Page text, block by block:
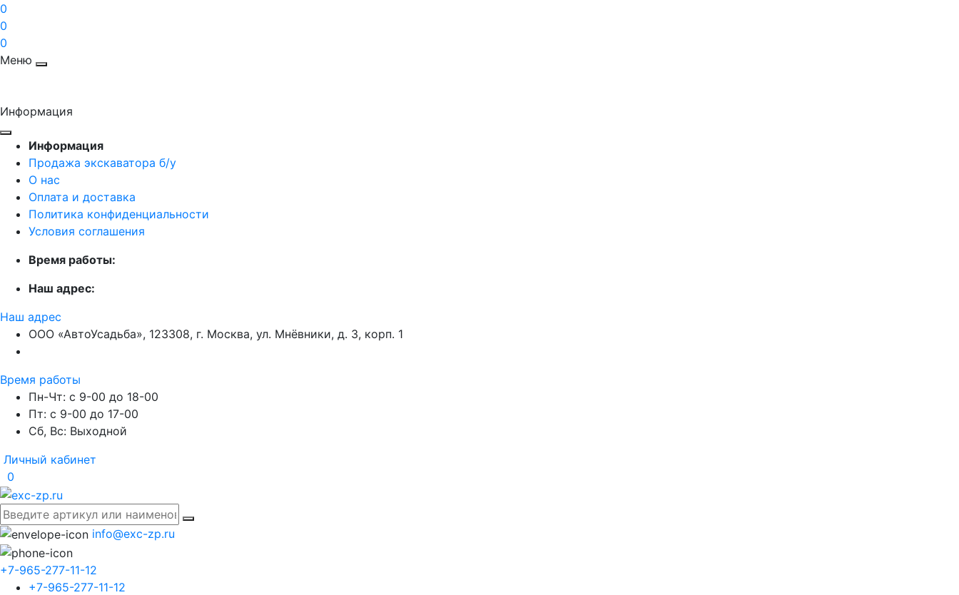
0
0
0
Меню
Информация
Информация
Продажа экскаватора б/у
О нас
Оплата и доставка
Политика конфиденциальности
Условия соглашения
Время работы:
Наш адрес:
Наш адрес
ООО «АвтоУсадьба», 123308, г. Москва, ул. Мнёвники, д. 3, корп. 1
Время работы
Пн-Чт: с 9-00 до 18-00
Пт: с 9-00 до 17-00
Сб, Вс: Выходной
Личный кабинет
0
info@exc-zp.ru
+7-965-277-11-12
+7-965-277-11-12